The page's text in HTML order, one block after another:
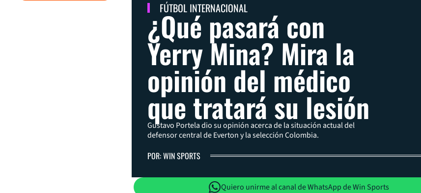
FÚTBOL INTERNACIONAL
¿Qué pasará con
Yerry Mina? Mira la
opinión del médico
que tratará su lesión
Gustavo Portela dio su opinión acerca de la situación actual del
defensor central de Everton y la selección Colombia.
POR: WIN SPORTS
Quiero unirme al canal de WhatsApp de Win Sports